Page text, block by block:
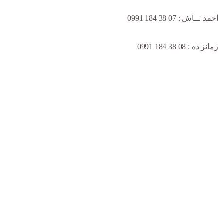
احمد تــاش : 07 38 184 0991
زمانزاده : 08 38 184 0991